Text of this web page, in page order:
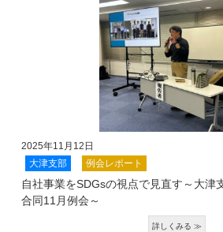
2025年11月12日
大津支部
例会レポート
自社事業をSDGsの視点で見直す～大津
合同11月例会～